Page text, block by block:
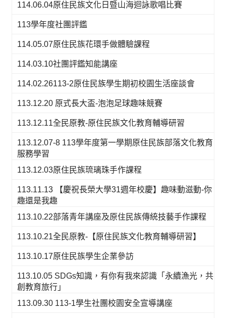
114.06.04原住民族文化日暨山海迴詠歌唱比賽
113學年度社團評鑑
114.05.07原住民族花環手做體驗課程
114.03.10社團評鑑知能講座
114.02.26113-2原住民族學生期初校園生活座談會
113.12.20 原式長大盃-泡泡足球趣味競賽
113.12.11全民原教-原住民族文化教育輔導研習
113.12.07-8 113學年度第一學期原住民族部落文化教育
服務學習
113.12.03原住民族琉璃珠手作課程
113.11.13 【慶祝長榮大學31週年校慶】趣味動滋動-你
趣還是我趣
113.10.22部落青年講座及原住民族傳統技藝手作課程
113.10.21全民原教-【原住民族文化教育輔導研習】
113.10.17原住民族學生企業參訪
113.10.05 SDGs知識，有你有我來認識「永續漁光，共
創教育旅行」
113.09.30 113-1學生社團校園安全宣導講座